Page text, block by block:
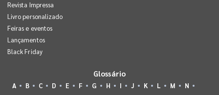
Revista Impressa
Livro personalizado
Feiras e eventos
Lançamentos
Black Friday
Glossário
A B C D E F G H I J K L M N